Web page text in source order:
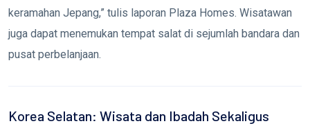
keramahan Jepang,” tulis laporan Plaza Homes. Wisatawan
juga dapat menemukan tempat salat di sejumlah bandara dan
pusat perbelanjaan.
Korea Selatan: Wisata dan Ibadah Sekaligus